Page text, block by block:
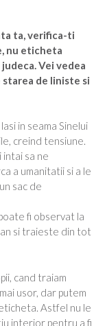
ta, verifica-ti
nu eticheta
Vei vedea
starea de liniste si
in seama Sinelui
creind tensiune.
sa ne
a umanitatii si a le
sac de
fi observat la
si traieste din tot
cand traiam
usor, dar putem
Astfel nu le
interior pentru a fi